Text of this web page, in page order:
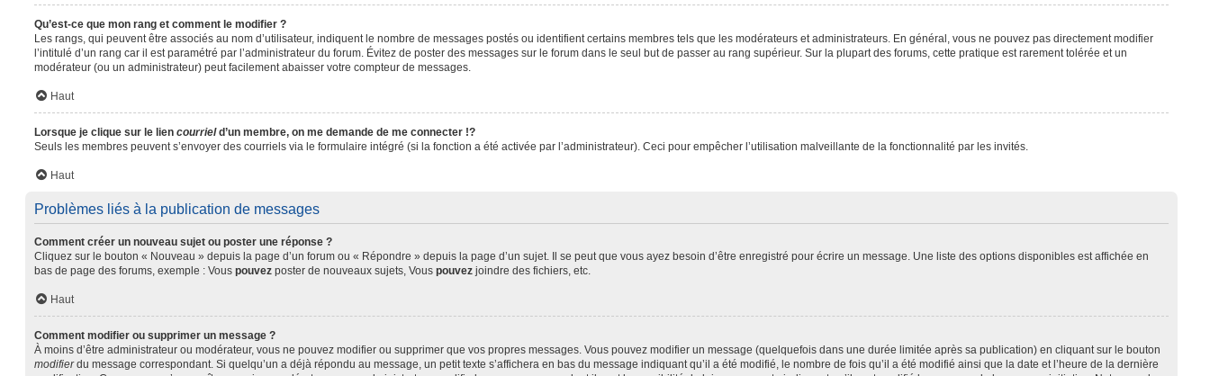
Qu’est-ce que mon rang et comment le modifier ?
Les rangs, qui peuvent être associés au nom d’utilisateur, indiquent le nombre de messages postés ou identifient certains membres tels que les modérateurs et administrateurs. En général, vous ne pouvez pas directement modifier
l’intitulé d’un rang car il est paramétré par l’administrateur du forum. Évitez de poster des messages sur le forum dans le seul but de passer au rang supérieur. Sur la plupart des forums, cette pratique est rarement tolérée et un
modérateur (ou un administrateur) peut facilement abaisser votre compteur de messages.
Haut
Lorsque je clique sur le lien courrield’un membre, on me demande de me connecter !?
Seuls les membres peuvent s’envoyer des courriels via le formulaire intégré (si la fonction a été activée par l’administrateur). Ceci pour empêcher l’utilisation malveillante de la fonctionnalité par les invités.
Haut
Problèmes liés à la publication de messages
Comment créer un nouveau sujet ou poster une réponse ?
Cliquez sur le bouton « Nouveau » depuis la page d’un forum ou « Répondre » depuis la page d’un sujet. Il se peut que vous ayez besoin d’être enregistré pour écrire un message. Une liste des options disponibles est affichée en
bas de page des forums, exemple : Vous pouvezposter de nouveaux sujets, Vous pouvezjoindre des fichiers, etc.
Haut
Comment modifier ou supprimer un message ?
À moins d’être administrateur ou modérateur, vous ne pouvez modifier ou supprimer que vos propres messages. Vous pouvez modifier un message (quelquefois dans une durée limitée après sa publication) en cliquant sur le bouton
modifierdu message correspondant. Si quelqu’un a déjà répondu au message, un petit texte s’affichera en bas du message indiquant qu’il a été modifié, le nombre de fois qu’il a été modifié ainsi que la date et l’heure de la dernière